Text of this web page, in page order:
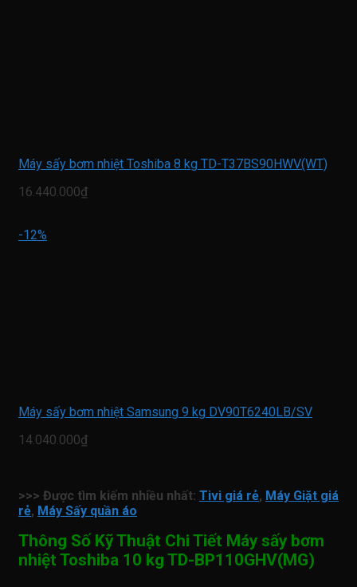
Máy sấy bơm nhiệt Toshiba 8 kg TD-T37BS90HWV(WT)
16.440.000₫
-12%
Máy sấy bơm nhiệt Samsung 9 kg DV90T6240LB/SV
14.040.000₫
>>> Được tìm kiếm nhiều nhất: Tivi giá rẻ, Máy Giặt giá
rẻ, Máy Sấy quần áo
Thông Số Kỹ Thuật Chi Tiết Máy sấy bơm
nhiệt Toshiba 10 kg TD-BP110GHV(MG)